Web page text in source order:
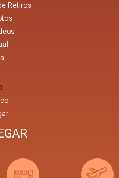
Retiros